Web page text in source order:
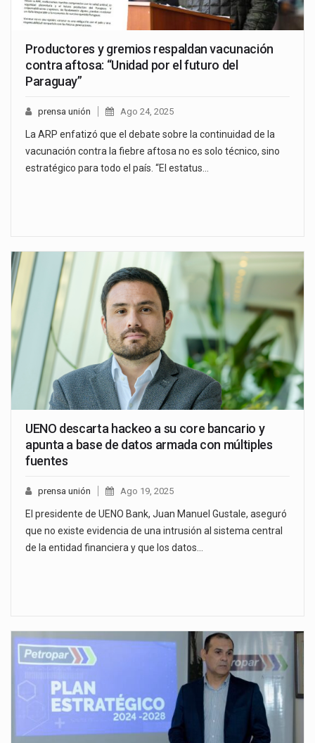
Productores y gremios respaldan vacunación
contra aftosa: “Unidad por el futuro del
Paraguay”
prensa unión Ago 24, 2025
La ARP enfatizó que el debate sobre la continuidad de la
vacunación contra la fiebre aftosa no es solo técnico, sino
estratégico para todo el país. “El estatus…
UENO descarta hackeo a su core bancario y
apunta a base de datos armada con múltiples
fuentes
prensa unión Ago 19, 2025
El presidente de UENO Bank, Juan Manuel Gustale, aseguró
que no existe evidencia de una intrusión al sistema central
de la entidad financiera y que los datos…